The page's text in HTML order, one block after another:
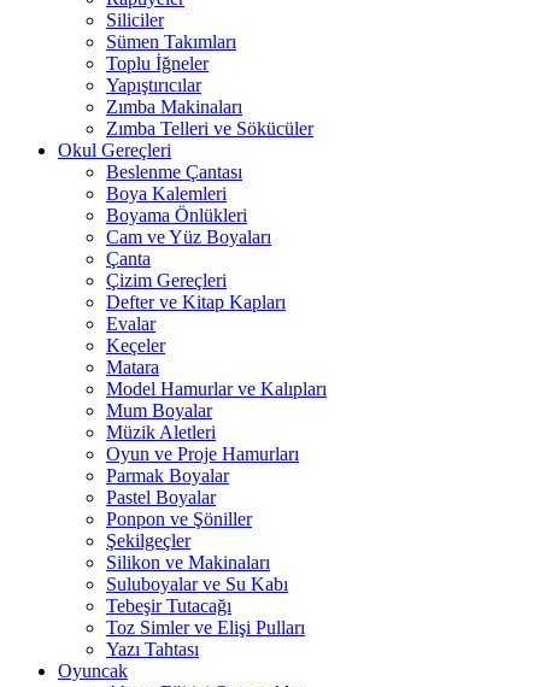
Siliciler
Sümen Takımları
Toplu İğneler
Yapıştırıcılar
Zımba Makinaları
Zımba Telleri ve Sökücüler
Okul Gereçleri
Beslenme Çantası
Boya Kalemleri
Boyama Önlükleri
Cam ve Yüz Boyaları
Çanta
Çizim Gereçleri
Defter ve Kitap Kapları
Evalar
Keçeler
Matara
Model Hamurlar ve Kalıpları
Mum Boyalar
Müzik Aletleri
Oyun ve Proje Hamurları
Parmak Boyalar
Pastel Boyalar
Ponpon ve Şöniller
Şekilgeçler
Silikon ve Makinaları
Suluboyalar ve Su Kabı
Tebeşir Tutacağı
Toz Simler ve Elişi Pulları
Yazı Tahtası
Oyuncak